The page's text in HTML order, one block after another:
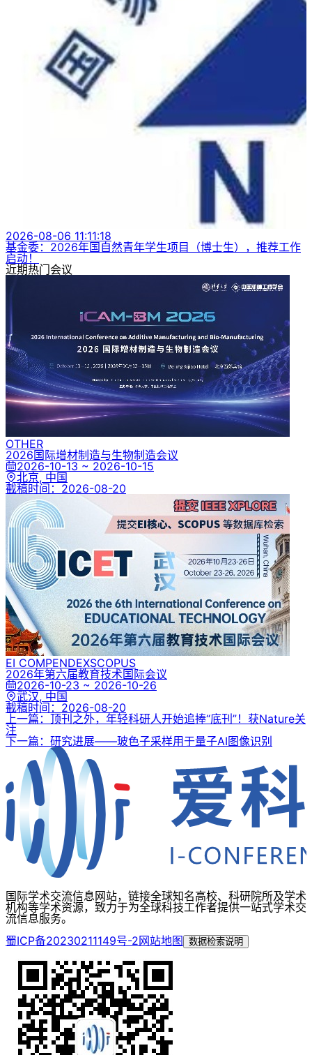
2026-08-06 11:11:18
基金委：2026年国自然青年学生项目（博士生），推荐工作
启动！
近期热门会议
OTHER
2026国际增材制造与生物制造会议
2026-10-13 ~ 2026-10-15
北京, 中国
截稿时间： 2026-08-20
EI COMPENDEXSCOPUS
2026年第六届教育技术国际会议
2026-10-23 ~ 2026-10-26
武汉, 中国
截稿时间： 2026-08-20
上一篇：顶刊之外，年轻科研人开始追捧“底刊”！获Nature关
注
下一篇：研究进展——玻色子采样用于量子AI图像识别
国际学术交流信息网站，链接全球知名高校、科研院所及学术
机构等学术资源，致力于为全球科技工作者提供一站式学术交
流信息服务。
蜀ICP备20230211149号-2网站地图 数据检索说明